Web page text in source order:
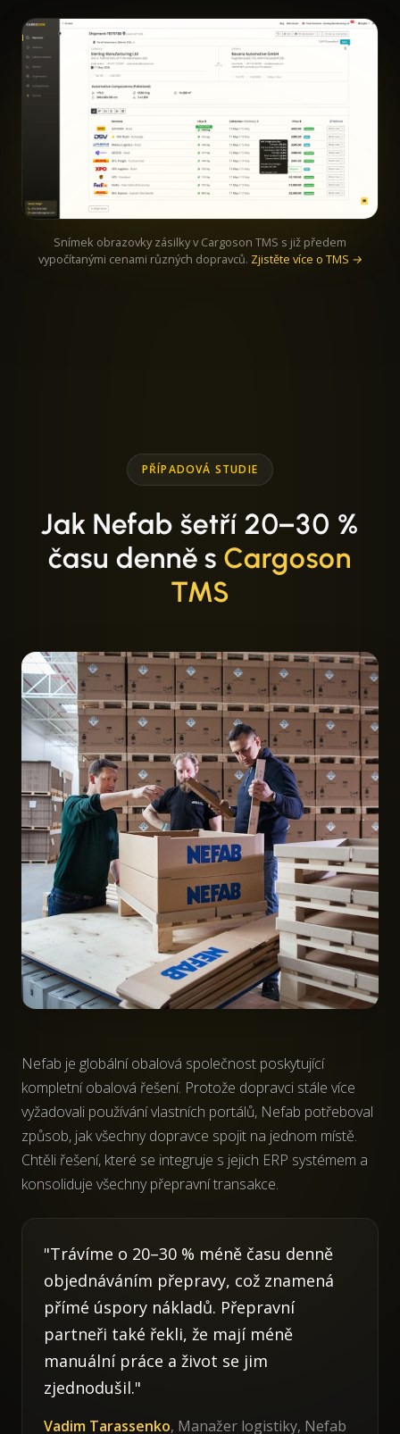
Snímek obrazovky zásilky v Cargoson TMS s již předem
vypočítanými cenami různých dopravců. Zjistěte více o TMS →
PŘÍPADOVÁ STUDIE
Jak Nefab šetří 20–30 %
času denně sCargoson
TMS
Nefab je globální obalová společnost poskytující
kompletní obalová řešení. Protože dopravci stále více
vyžadovali používání vlastních portálů, Nefab potřeboval
způsob, jak všechny dopravce spojit na jednom místě.
Chtěli řešení, které se integruje s jejich ERP systémem a
konsoliduje všechny přepravní transakce.
"Trávíme o 20–30 % méně času denně
objednáváním přepravy, což znamená
přímé úspory nákladů. Přepravní
partneři také řekli, že mají méně
manuální práce a život se jim
zjednodušil."
Vadim Tarassenko, Manažer logistiky, Nefab